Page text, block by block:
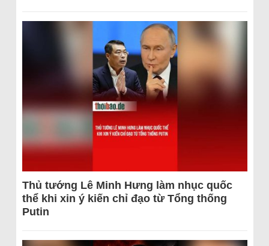
Thủ tướng Lê Minh Hưng làm nhục quốc
thể khi xin ý kiến chỉ đạo từ Tổng thống
Putin